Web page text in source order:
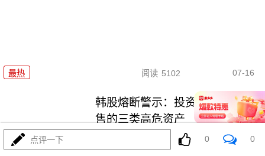
最热 阅读 5102 07-16
韩股熔断警示：投资者应果断抛
售的三类高危资产
3829
点评一下 0 0